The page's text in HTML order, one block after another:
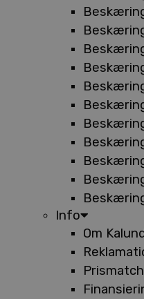
Info
Om
Prismatch